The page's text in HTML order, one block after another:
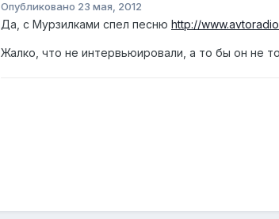
Опубликовано 23 мая, 2012
Да, с Мурзилками спел песню http://
Жалко, что не интервьюировали, а то бы он не